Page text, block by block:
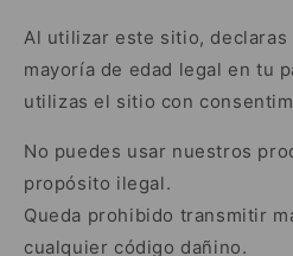
Al utilizar este sitio, declaras
mayoría de edad legal en tu
utilizas el sitio con
No puedes usar nuestros
propósito ilegal.
Queda prohibido transmitir
cualquier código dañino.